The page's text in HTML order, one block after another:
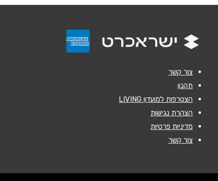
נושא*
הודעה
צור קשר
תקנון
הצטרפות למועדון LIVING
הצהרת נגישות
מדיניות פרטיות
צור קשר